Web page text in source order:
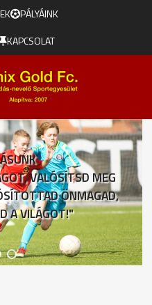
PÁLYÁINK
KAPCSOLAT
VALÓSÍTSD MEG
ÖNMAGAD,
A VILÁGOT!"